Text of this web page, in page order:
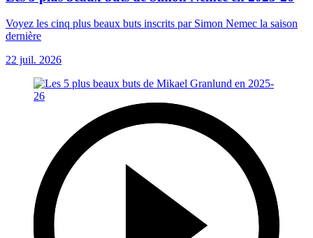
Voyez les cinq plus beaux buts inscrits par Simon Nemec la saison
dernière
22 juil. 2026